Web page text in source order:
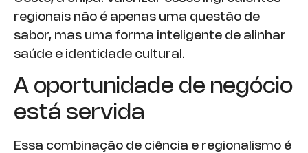
regionais não é apenas uma questão de
sabor, mas uma forma inteligente de alinhar
saúde e identidade cultural.
A oportunidade de negócio
está servida
Essa combinação de ciência e regionalismo é